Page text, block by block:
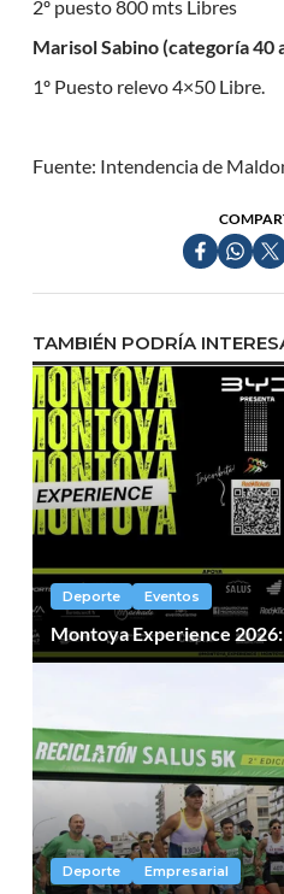
2º puesto 800 mts Libres
Marisol Sabino (categoría 40
1º Puesto relevo 4×50 Libre.
Fuente: Intendencia de
TAMBIÉN PODRÍA
Deporte Eventos
Montoya Experience
Deporte Empresarial